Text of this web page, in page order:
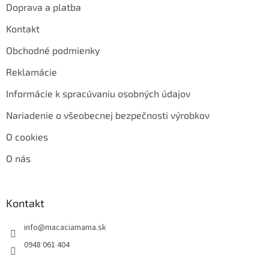
Doprava a platba
Kontakt
Obchodné podmienky
Reklamácie
Informácie k spracúvaniu osobných údajov
Nariadenie o všeobecnej bezpečnosti výrobkov
O cookies
O nás
Kontakt
info@macaciamama.sk
0948 061 404